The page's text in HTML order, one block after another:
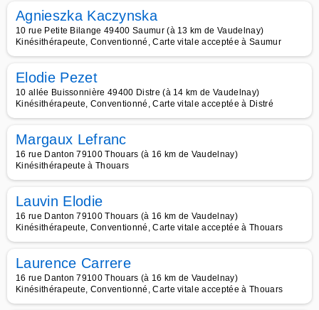
Agnieszka Kaczynska
10 rue Petite Bilange 49400 Saumur (à 13 km de Vaudelnay)
Kinésithérapeute, Conventionné, Carte vitale acceptée à Saumur
Elodie Pezet
10 allée Buissonnière 49400 Distre (à 14 km de Vaudelnay)
Kinésithérapeute, Conventionné, Carte vitale acceptée à Distré
Margaux Lefranc
16 rue Danton 79100 Thouars (à 16 km de Vaudelnay)
Kinésithérapeute à Thouars
Lauvin Elodie
16 rue Danton 79100 Thouars (à 16 km de Vaudelnay)
Kinésithérapeute, Conventionné, Carte vitale acceptée à Thouars
Laurence Carrere
16 rue Danton 79100 Thouars (à 16 km de Vaudelnay)
Kinésithérapeute, Conventionné, Carte vitale acceptée à Thouars